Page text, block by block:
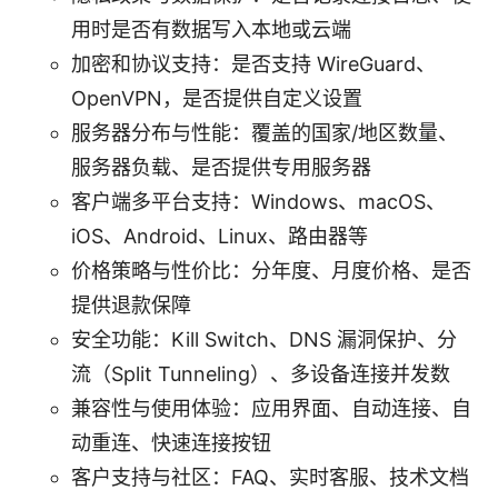
用时是否有数据写入本地或云端
加密和协议支持：是否支持 WireGuard、
OpenVPN，是否提供自定义设置
服务器分布与性能：覆盖的国家/地区数量、
服务器负载、是否提供专用服务器
客户端多平台支持：Windows、macOS、
iOS、Android、Linux、路由器等
价格策略与性价比：分年度、月度价格、是否
提供退款保障
安全功能：Kill Switch、DNS 漏洞保护、分
流（Split Tunneling）、多设备连接并发数
兼容性与使用体验：应用界面、自动连接、自
动重连、快速连接按钮
客户支持与社区：FAQ、实时客服、技术文档